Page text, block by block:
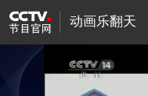
动画乐翻天